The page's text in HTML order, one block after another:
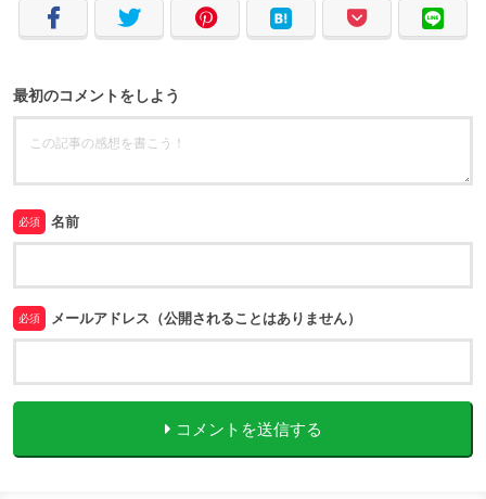
最初のコメントをしよう
必須 名前
必須 メールアドレス（公開されることはありません）
コメントを送信する